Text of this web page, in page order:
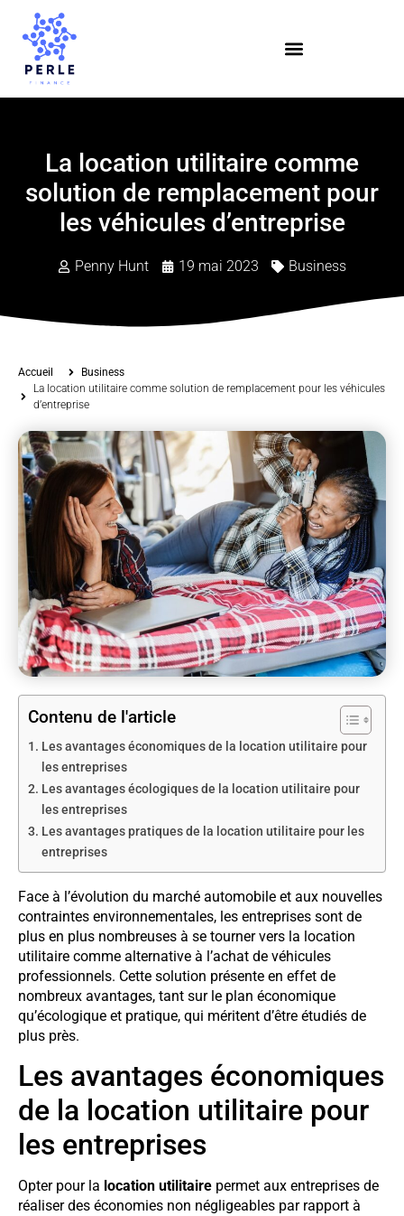
La location utilitaire comme
solution de remplacement pour
les véhicules d’entreprise
Penny Hunt 19 mai 2023 Business
Accueil
Business
La location utilitaire comme solution de remplacement pour les véhicules
d’entreprise
Contenu de l'article
Les avantages économiques de la location utilitaire pour
les entreprises
Les avantages écologiques de la location utilitaire pour
les entreprises
Les avantages pratiques de la location utilitaire pour les
entreprises
Face à l’évolution du marché automobile et aux nouvelles
contraintes environnementales, les entreprises sont de
plus en plus nombreuses à se tourner vers la location
utilitaire comme alternative à l’achat de véhicules
professionnels. Cette solution présente en effet de
nombreux avantages, tant sur le plan économique
qu’écologique et pratique, qui méritent d’être étudiés de
plus près.
Les avantages économiques
de la location utilitaire pour
les entreprises
Opter pour la location utilitaire permet aux entreprises de
réaliser des économies non négligeables par rapport à